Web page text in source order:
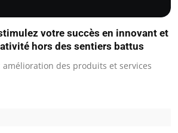
votre succès en innovant et
hors des sentiers battus
amélioration des produits et services